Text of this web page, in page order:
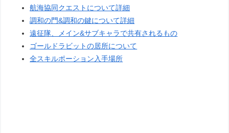
航海協同クエストについて詳細
調和の門&調和の鍵について詳細
遠征隊、メイン&サブキャラで共有されるもの
ゴールドラビットの居所について
全スキルポーション入手場所